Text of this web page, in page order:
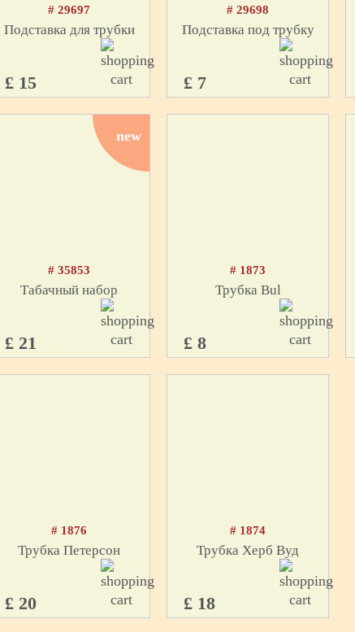
# 29697
Подставка для трубки
£ 15
# 29698
Подставка под трубку
£ 7
new
# 35853
Табачный набор
£ 21
# 1873
Трубка Bul
£ 8
# 1876
Трубка Петерсон
£ 20
# 1874
Трубка Херб Вуд
£ 18